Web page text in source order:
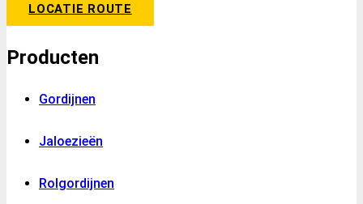
LOCATIE ROUTE
Producten
Gordijnen
Jaloezieën
Rolgordijnen